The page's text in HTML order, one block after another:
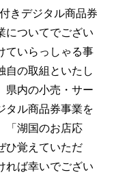
きデジタル商品券
についてでござい
ていらっしゃる事
自の取組といたし
県内の小売・サー
タル商品券事業を
「湖国のお店応
ひ覚えていただ
れば幸いでござい